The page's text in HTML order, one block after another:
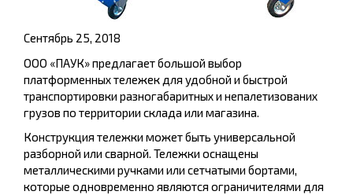
Сентябрь 25, 2018
ООО «ПАУК» предлагает большой выбор
платформенных тележек для удобной и быстрой
транспортировки разногабаритных и непалетизованих
грузов по территории склада или магазина.
Конструкция тележки может быть универсальной
разборной или сварной. Тележки оснащены
металлическими ручками или сетчатыми бортами,
которые одновременно являются ограничителями для